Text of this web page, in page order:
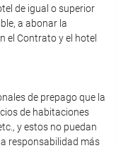
de igual o superior
a abonar la
el Contrato y el hotel
de prepago que la
de habitaciones
y estos no puedan
responsabilidad más